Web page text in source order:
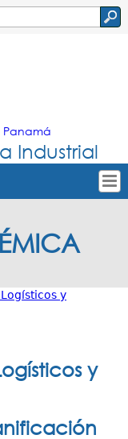
Panamá
Industrial
y
y